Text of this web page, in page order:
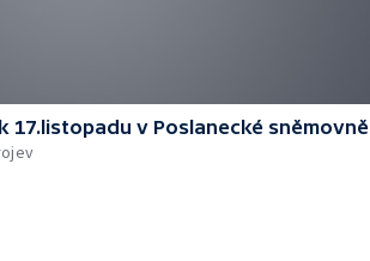
17.listopadu v Poslanecké sněmovně